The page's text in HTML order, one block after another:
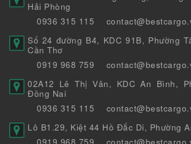
Hải Phòng
0936 315 115
Số 24 đường B4, KDC 91B, Phường
Cần Thơ
0919 968 759
02A12 Lê Thị Vân, KDC An Bình,
Đồng Nai
0936 315 115
Lô B1.29, Kiệt 44 Hồ Đắc Di, Phường